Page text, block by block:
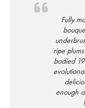
Fully
ripe
bodied
enough